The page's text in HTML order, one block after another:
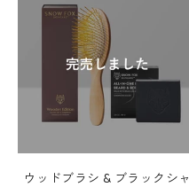
ウッドブラシ & ブラックシャ